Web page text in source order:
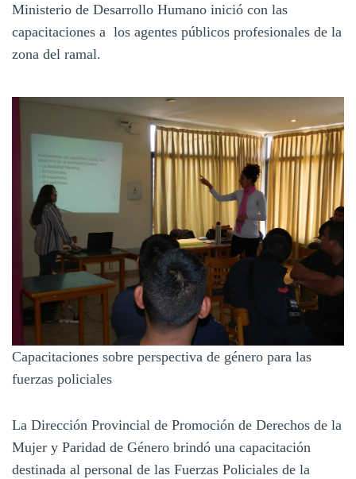
Ministerio de Desarrollo Humano inició con las
capacitaciones a los agentes públicos profesionales de la
zona del ramal.
Capacitaciones sobre perspectiva de género para las
fuerzas policiales
La Dirección Provincial de Promoción de Derechos de la
Mujer y Paridad de Género brindó una capacitación
destinada al personal de las Fuerzas Policiales de la